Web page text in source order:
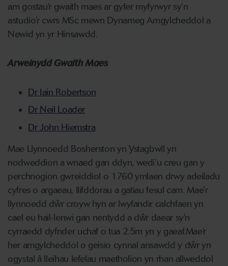
am gostau’r gwaith maes ar gyfer myfyrwyr sy’n
astudio’r cwrs MSc mewn Dynameg Amgylcheddol a
Newid yn yr Hinsawdd.
Arweinydd Gwaith Maes
Dr Iain Robertson
Dr Neil Loader
Dr John Hiemstra
Mae Llynnoedd Bosherston yn Ystagbwll yn
nodweddion a wnaed gan ddyn, wedi’u creu gan y
perchnogion gwreiddiol o 1760 ymlaen drwy adeiladu
cyfres o argaeau, llifddorau a gatiau fesul cam. Mae'r
llynnoedd dŵr croyw hyn ar lwyfandir calchfaen yn
cael eu hail-lenwi gan nentydd a dŵr daear sy'n
cyrraedd dyfnder uchaf o tua 2.5m yn y gaeaf.Mae’r
her amgylcheddol o geisio cynnal ansawdd y dŵr yn
ogystal â lleihau lefelau maetholion yn rhan allweddol